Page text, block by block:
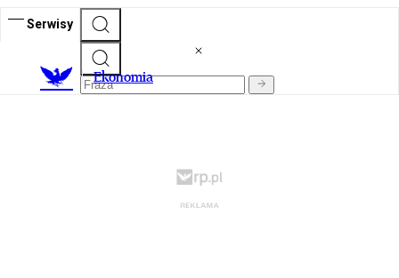
Serwisy
Ekonomia